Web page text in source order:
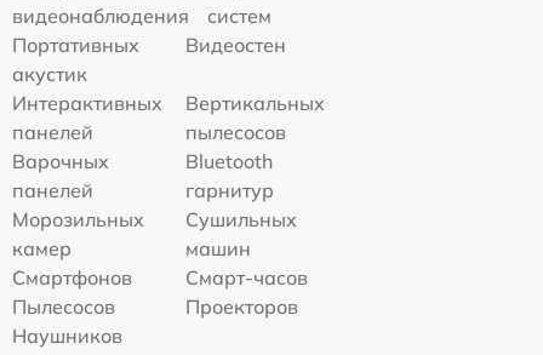
видеонаблюдения
систем
Портативных
акустик
Видеостен
Интерактивных
панелей
Вертикальных
пылесосов
Варочных
панелей
Bluetooth
гарнитур
Морозильных
камер
Сушильных
машин
Смартфонов
Смарт-часов
Пылесосов
Проекторов
Наушников